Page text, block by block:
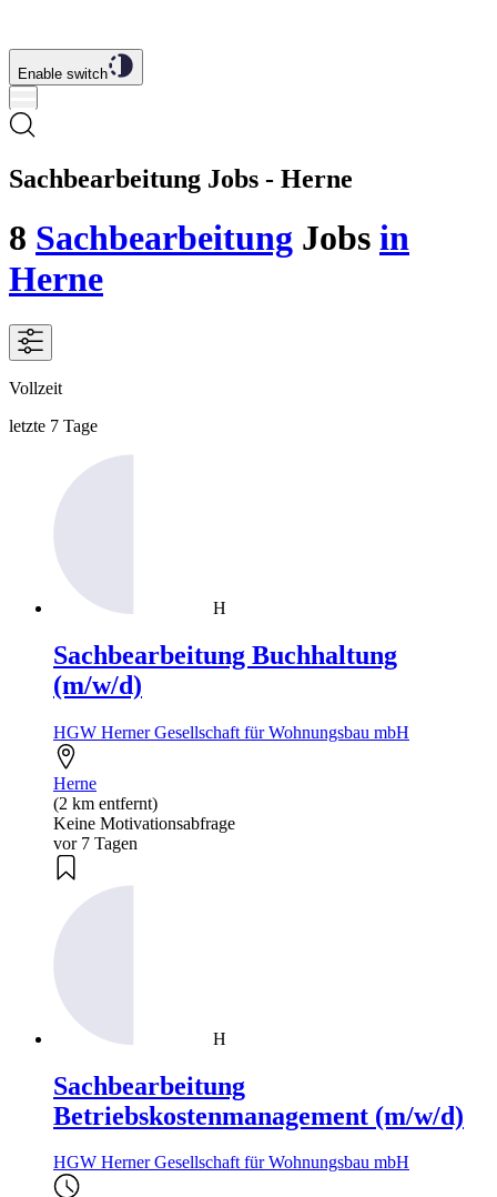
Enable switch
Sachbearbeitung Jobs - Herne
8 Sachbearbeitung Jobs in
Herne
Vollzeit
letzte 7 Tage
H
Sachbearbeitung Buchhaltung
(m/w/d)
HGW Herner Gesellschaft für Wohnungsbau mbH
Herne
(2 km entfernt)
Keine Motivationsabfrage
vor 7 Tagen
H
Sachbearbeitung
Betriebskostenmanagement (m/w/d)
HGW Herner Gesellschaft für Wohnungsbau mbH